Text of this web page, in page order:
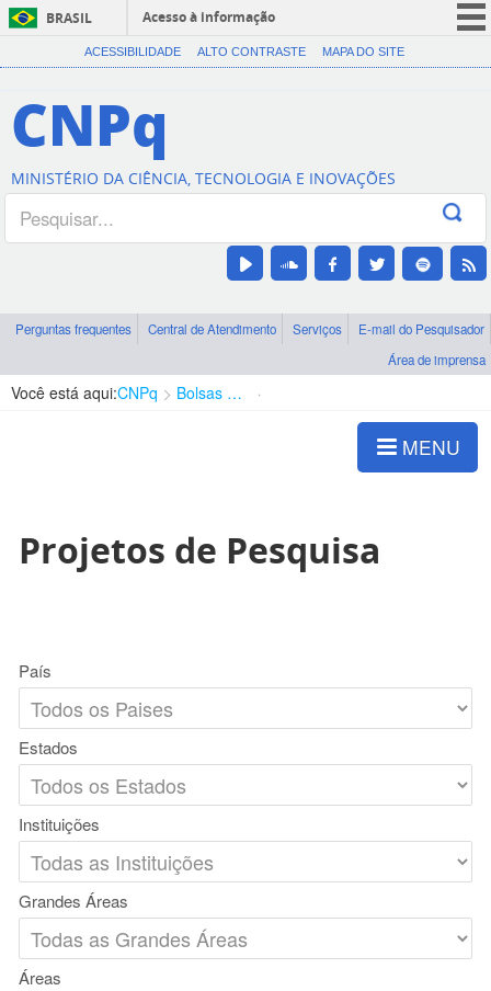
BRASIL
Acesso à informação
CORONAVÍRUS (COVID-19)
Canais
ACESSIBILIDADE ALTO CONTRASTE MAPA DO SITE
CNPq
MINISTÉRIO DA CIÊNCIA, TECNOLOGIA E INOVAÇÕES
Perguntas frequentes Central de Atendimento Serviços
E-mail do Pesquisador
Área de imprensa
Você está aqui:CNPq Bolsas e Auxílios Vigentes
MENU
Projetos de Pesquisa
País
Estados
Instituições
Grandes Áreas
Áreas